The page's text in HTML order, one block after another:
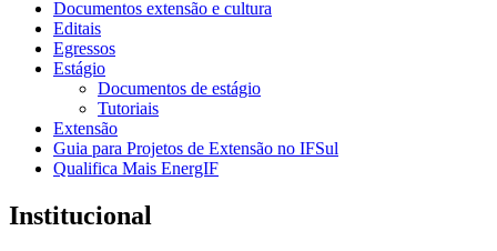
Documentos extensão e cultura
Editais
Egressos
Estágio
Documentos de estágio
Tutoriais
Extensão
Guia para Projetos de Extensão no IFSul
Qualifica Mais EnergIF
Institucional